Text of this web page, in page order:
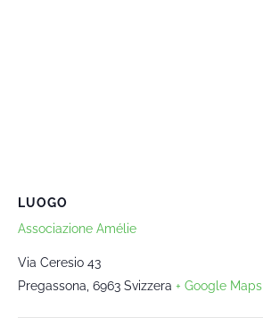
LUOGO
Associazione Amélie
Via Ceresio 43
Pregassona 6963 Svizzera + Google Maps